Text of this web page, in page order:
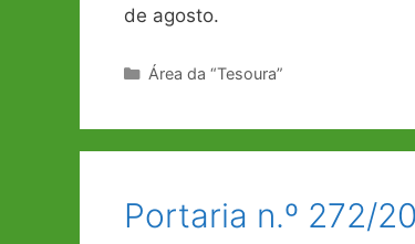
de agosto.
Categorias
Área da “Tesoura”
Portaria n.º 272/